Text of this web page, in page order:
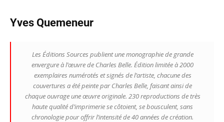
Yves Quemeneur
Les Éditions Sources publient une monographie de grande
envergure à l’œuvre de Charles Belle. Édition limitée à 2000
exemplaires numérotés et signés de l’artiste, chacune des
couvertures a été peinte par Charles Belle, faisant ainsi de
chaque ouvrage une œuvre originale. 230 reproductions de très
haute qualité d’imprimerie se côtoient, se bousculent, sans
chronologie pour offrir l’intensité de 40 années de création.